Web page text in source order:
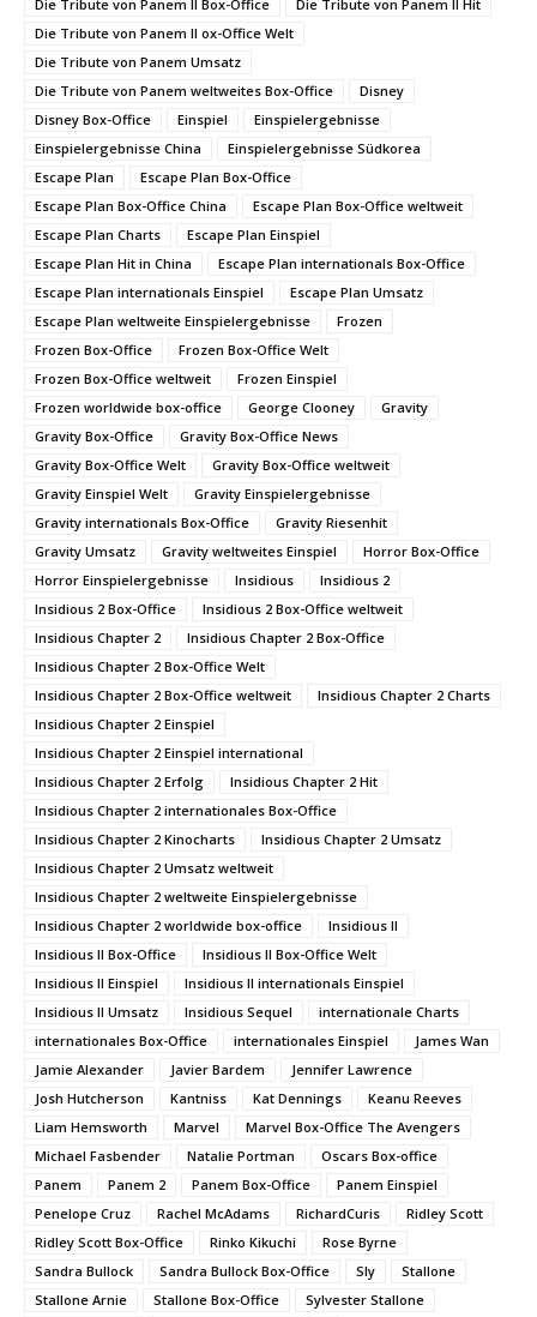
Die Tribute von Panem II Box-Office
Die Tribute von Panem II Hit
Die Tribute von Panem II ox-Office Welt
Die Tribute von Panem Umsatz
Die Tribute von Panem weltweites Box-Office
Disney
Disney Box-Office
Einspiel
Einspielergebnisse
Einspielergebnisse China
Einspielergebnisse Südkorea
Escape Plan
Escape Plan Box-Office
Escape Plan Box-Office China
Escape Plan Box-Office weltweit
Escape Plan Charts
Escape Plan Einspiel
Escape Plan Hit in China
Escape Plan internationals Box-Office
Escape Plan internationals Einspiel
Escape Plan Umsatz
Escape Plan weltweite Einspielergebnisse
Frozen
Frozen Box-Office
Frozen Box-Office Welt
Frozen Box-Office weltweit
Frozen Einspiel
Frozen worldwide box-office
George Clooney
Gravity
Gravity Box-Office
Gravity Box-Office News
Gravity Box-Office Welt
Gravity Box-Office weltweit
Gravity Einspiel Welt
Gravity Einspielergebnisse
Gravity internationals Box-Office
Gravity Riesenhit
Gravity Umsatz
Gravity weltweites Einspiel
Horror Box-Office
Horror Einspielergebnisse
Insidious
Insidious 2
Insidious 2 Box-Office
Insidious 2 Box-Office weltweit
Insidious Chapter 2
Insidious Chapter 2 Box-Office
Insidious Chapter 2 Box-Office Welt
Insidious Chapter 2 Box-Office weltweit
Insidious Chapter 2 Charts
Insidious Chapter 2 Einspiel
Insidious Chapter 2 Einspiel international
Insidious Chapter 2 Erfolg
Insidious Chapter 2 Hit
Insidious Chapter 2 internationales Box-Office
Insidious Chapter 2 Kinocharts
Insidious Chapter 2 Umsatz
Insidious Chapter 2 Umsatz weltweit
Insidious Chapter 2 weltweite Einspielergebnisse
Insidious Chapter 2 worldwide box-office
Insidious II
Insidious II Box-Office
Insidious II Box-Office Welt
Insidious II Einspiel
Insidious II internationals Einspiel
Insidious II Umsatz
Insidious Sequel
internationale Charts
internationales Box-Office
internationales Einspiel
James Wan
Jamie Alexander
Javier Bardem
Jennifer Lawrence
Josh Hutcherson
Kantniss Kat Dennings
Keanu Reeves
Liam Hemsworth
Marvel
Marvel Box-Office The Avengers
Michael Fasbender
Natalie Portman
Oscars Box-office
Panem
Panem 2 Panem Box-Office
Panem Einspiel
Penelope Cruz
Rachel McAdams RichardCuris
Ridley Scott
Ridley Scott Box-Office
Rinko Kikuchi
Rose Byrne
Sandra Bullock
Sandra Bullock Box-Office Sly
Stallone
Stallone Arnie
Stallone Box-Office
Sylvester Stallone